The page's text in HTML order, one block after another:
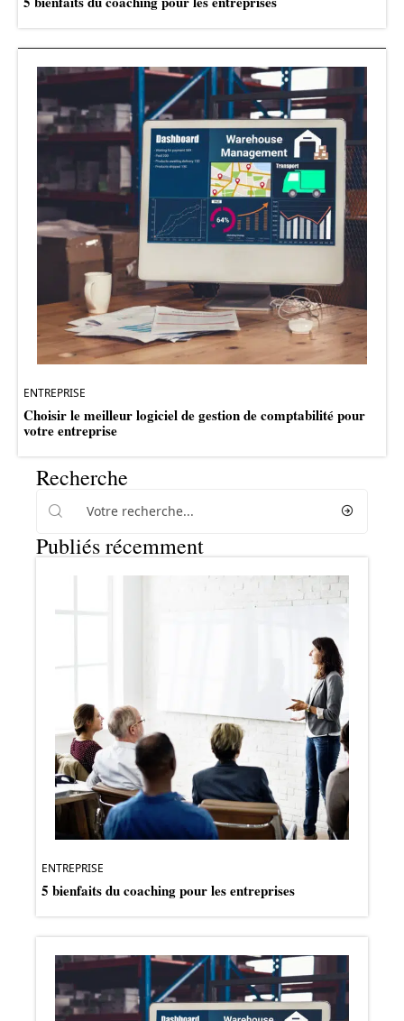
ENTREPRISE
Choisir le meilleur logiciel de gestion de comptabilité pour
votre entreprise
Recherche
Publiés récemment
ENTREPRISE
5 bienfaits du coaching pour les entreprises